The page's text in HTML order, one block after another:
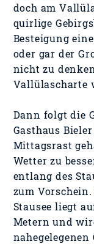
doch am
quirlige
Besteigung
oder gar der
nicht zu
Vallülascharte
Dann folgt die
Gasthaus
Mittagsrast
Wetter zu
entlang des
zum Vorschein.
Stausee liegt
Metern und